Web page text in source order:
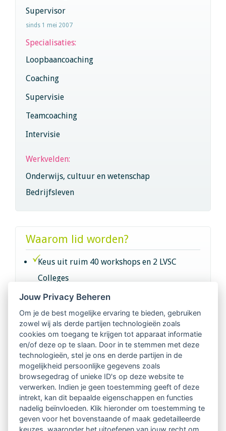
Supervisor
sinds 1 mei 2007
Specialisaties:
Loopbaancoaching
Coaching
Supervisie
Teamcoaching
Intervisie
Werkvelden:
Onderwijs, cultuur en wetenschap
Bedrijfsleven
Waarom lid worden?
Keus uit ruim 40 workshops en 2 LVSC
Colleges
Intervisie met geregistreerde vakgenoten
Netwerk van 2100 professionals in 14
regio's
Vindbaar voor opdrachtgevers
Tijdschrift voor
Begeleidingskunde & kennisbank
Jouw Privacy Beheren
Om je de best mogelijke ervaring te bieden, gebruiken
zowel wij als derde partijen technologieën zoals
cookies om toegang te krijgen tot apparaat informatie
en/of deze op te slaan. Door in te stemmen met deze
technologieën, stel je ons en derde partijen in de
mogelijkheid persoonlijke gegevens zoals
browsegedrag of unieke ID's op deze website te
verwerken. Indien je geen toestemming geeft of deze
intrekt, kan dit bepaalde eigenschappen en functies
nadelig beïnvloeden. Klik hieronder om toestemming te
geven voor het bovenstaande of maak gedetailleerde